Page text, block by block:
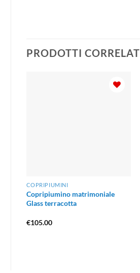
PRODOTTI
COPRIPIUMINI
Copripiumino matrimoniale
Glass terracotta
€105.00